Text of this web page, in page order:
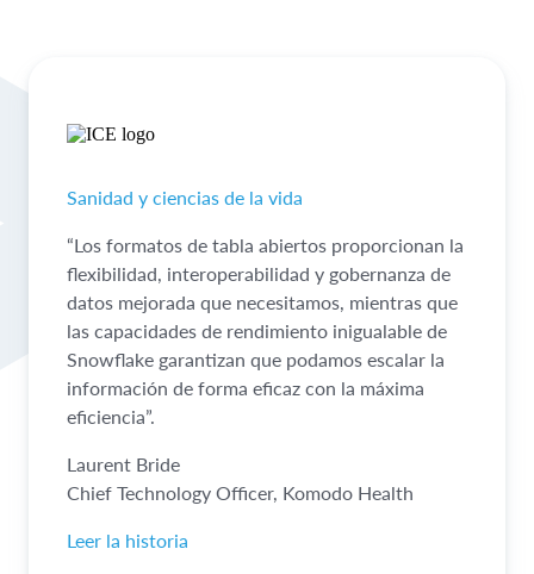
Sanidad y ciencias de la vida
“Los formatos de tabla abiertos proporcionan la
flexibilidad, interoperabilidad y gobernanza de
datos mejorada que necesitamos, mientras que
las capacidades de rendimiento inigualable de
Snowflake garantizan que podamos escalar la
información de forma eficaz con la máxima
eficiencia”.
Laurent Bride
Chief Technology Officer, Komodo Health
Leer la historia